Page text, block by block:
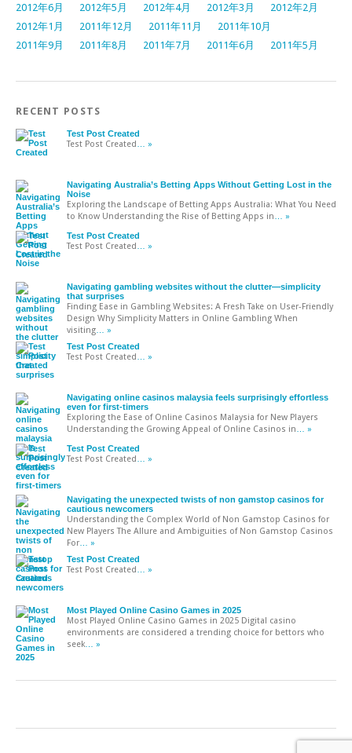
2012年6月
2012年5月 2012年4月 2012年3月
2012年2月
2012年1月
2011年12月 2011年11月
2011年10月
2011年9月
2011年8月 2011年7月 2011年6月 2011年5月
RECENT POSTS
Test Post Created
Test Post Created … »
Navigating Australia’s Betting Apps Without Getting Lost in the
Noise
Exploring the Landscape of Betting Apps Australia: What You Need
to Know Understanding the Rise of Betting Apps in … »
Test Post Created
Test Post Created … »
Navigating gambling websites without the clutter—simplicity
that surprises
Finding Ease in Gambling Websites: A Fresh Take on User-Friendly
Design Why Simplicity Matters in Online Gambling When
visiting … »
Test Post Created
Test Post Created … »
Navigating online casinos malaysia feels surprisingly effortless
even for first-timers
Exploring the Ease of Online Casinos Malaysia for New Players
Understanding the Growing Appeal of Online Casinos in … »
Test Post Created
Test Post Created … »
Navigating the unexpected twists of non gamstop casinos for
cautious newcomers
Understanding the Complex World of Non Gamstop Casinos for
New Players The Allure and Ambiguities of Non Gamstop Casinos
For … »
Test Post Created
Test Post Created … »
Most Played Online Casino Games in 2025
Most Played Online Casino Games in 2025 Digital casino
environments are considered a trending choice for bettors who
seek … »